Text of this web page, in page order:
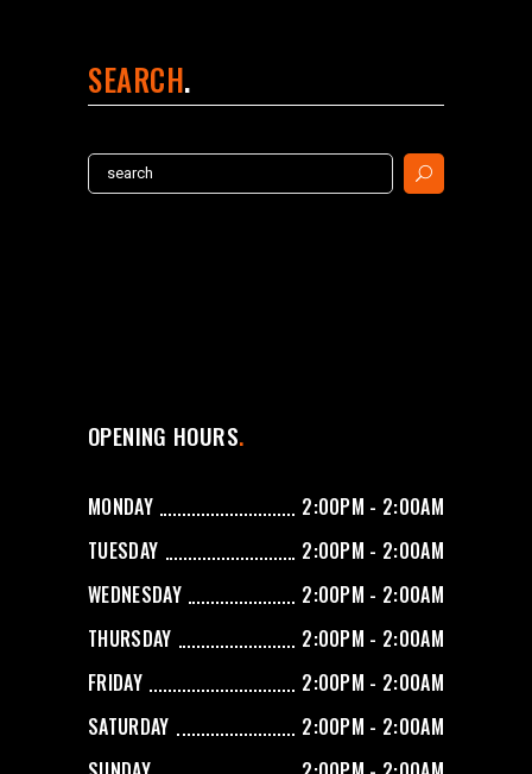
SEARCH
Search
for:
OPENING HOURS
MONDAY
2:00PM - 2:00AM
TUESDAY
2:00PM - 2:00AM
WEDNESDAY
2:00PM - 2:00AM
THURSDAY
2:00PM - 2:00AM
FRIDAY
2:00PM - 2:00AM
SATURDAY
2:00PM - 2:00AM